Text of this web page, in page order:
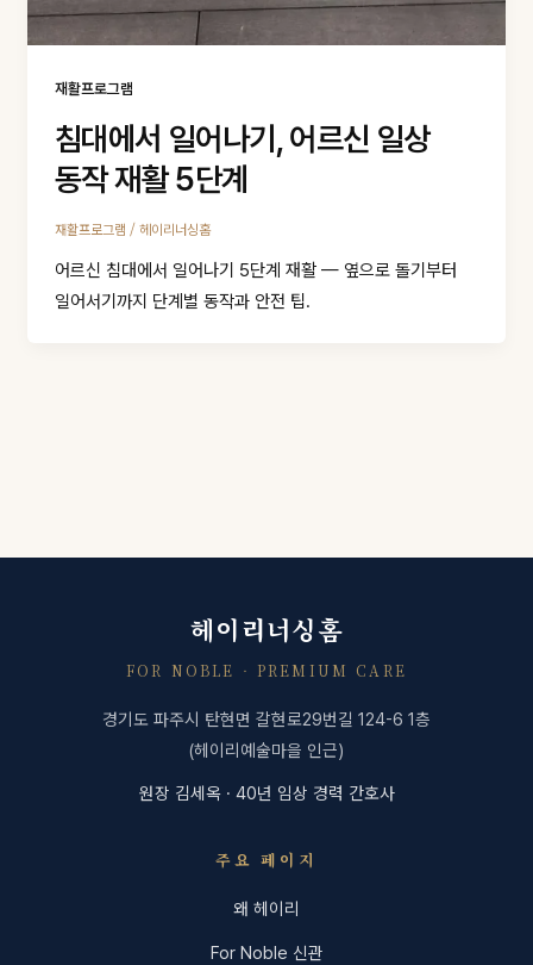
재활프로그램
침대에서 일어나기, 어르신 일상
동작 재활 5단계
재활프로그램 / 헤이리너싱홈
어르신 침대에서 일어나기 5단계 재활 — 옆으로 돌기부터
일어서기까지 단계별 동작과 안전 팁.
헤이리너싱홈
FOR NOBLE · PREMIUM CARE
경기도 파주시 탄현면 갈현로29번길 124-6 1층
(헤이리예술마을 인근)
원장 김세옥 · 40년 임상 경력 간호사
주요 페이지
왜 헤이리
For Noble 신관